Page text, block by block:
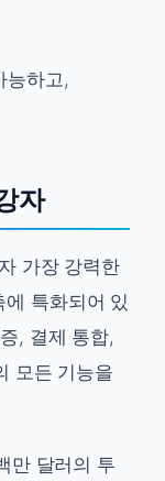
능하고,
자
가장 강력한
에 특화되어 있
, 결제 통합,
모든 기능을
만 달러의 투